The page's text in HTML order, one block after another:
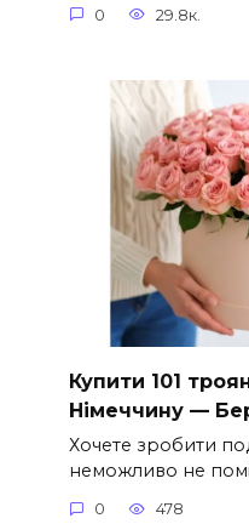
0 29.8к.
Купити 101
Німеччину —
Хочете зробити
неможливо не
0 478